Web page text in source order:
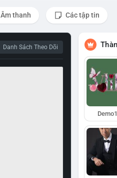
Âm thanh Các tập tin
Danh Sách Theo Dõi